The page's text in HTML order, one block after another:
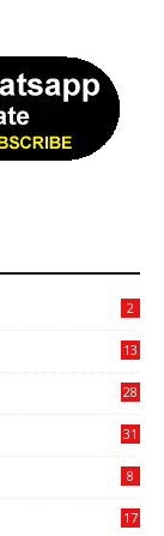
2
13
28
31
8
17